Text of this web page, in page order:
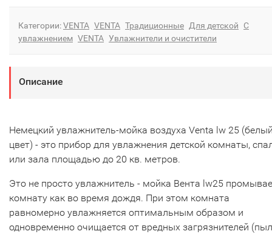
Категории:VENTA VENTA Традиционные Для детской
С
увлажнением VENTA Увлажнители и очистители
Описание
Немецкий увлажнитель-мойка воздуха Venta lw 25
цвет) - это прибор для увлажнения детской комнаты,
или зала площадью до 20 кв. метров.
Это не просто увлажнитель - мойка Вента lw25
комнату как во время дождя. При этом комната
равномерно увлажняется оптимальным образом и
одновременно очищается от вредных загрязнителей